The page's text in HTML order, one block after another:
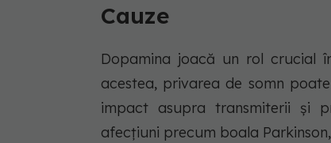
Cauze
Dopamina joacă un rol crucial
acestea, privarea de somn
impact asupra transmiterii și
afecțiuni precum boala